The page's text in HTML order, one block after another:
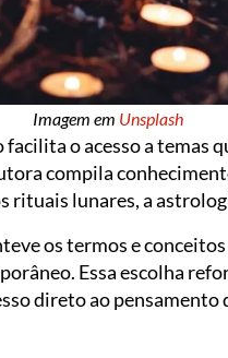
Imagem em Unsplash
o acesso a temas
compila
lunares, a
os termos e
Essa escolha
direto ao pensamento